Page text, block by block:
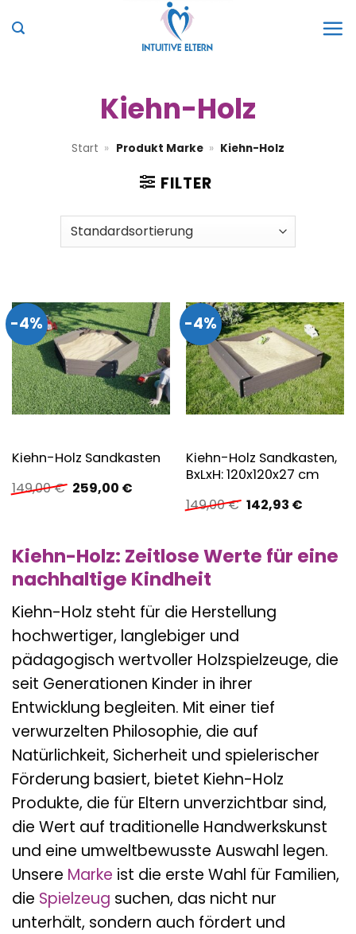
Inhalt
Kiehn-Holz
Start » Produkt Marke » Kiehn-Holz
FILTER
-4%
Kiehn-Holz Sandkasten
149,00€ Ursprünglicher
Preis
259,00 €Aktueller
-4%
Kiehn-Holz Sandkasten,
BxLxH: 120x120x27 cm
149,00€ Ursprünglicher
Preis
142,93 €
Kiehn-Holz: Zeitlose Werte für eine
nachhaltige Kindheit
Kiehn-Holz steht für die Herstellung
hochwertiger, langlebiger und
pädagogisch wertvoller Holzspielzeuge, die
seit Generationen Kinder in ihrer
Entwicklung begleiten. Mit einer tief
verwurzelten Philosophie, die auf
Natürlichkeit, Sicherheit und spielerischer
Förderung basiert, bietet Kiehn-Holz
Produkte, die für Eltern unverzichtbar sind,
die Wert auf traditionelle Handwerkskunst
und eine umweltbewusste Auswahl legen.
Unsere Marke ist die erste Wahl für Familien,
die Spielzeug suchen, das nicht nur
unterhält, sondern auch fördert und